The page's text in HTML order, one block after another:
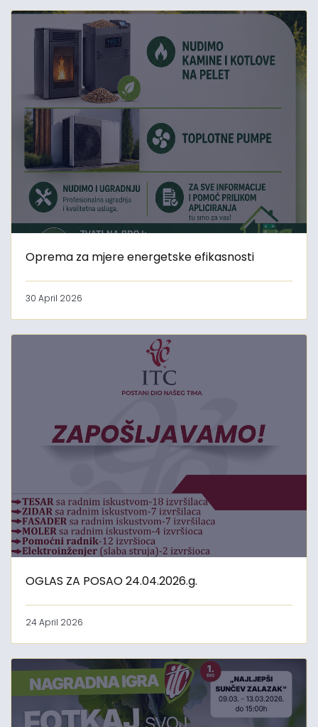
Oprema za mjere energetske efikasnosti
30 April 2026
OGLAS ZA POSAO 24.04.2026.g.
24 April 2026